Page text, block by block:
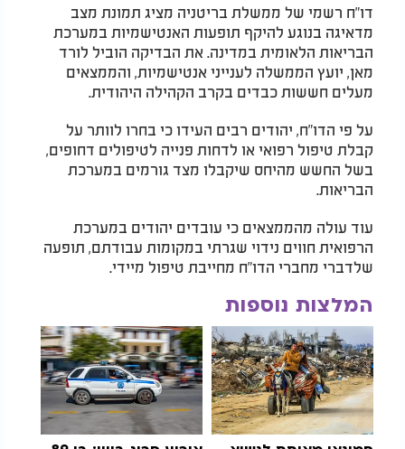
דו"ח רשמי של ממשלת בריטניה מציג תמונת מצב
מדאיגה בנוגע להיקף תופעות האנטישמיות במערכת
הבריאות הלאומית במדינה. את הבדיקה הוביל לורד
מאן, יועץ הממשלה לענייני אנטישמיות, והממצאים
מעלים חששות כבדים בקרב הקהילה היהודית.
על פי הדו"ח, יהודים רבים העידו כי בחרו לוותר על
קבלת טיפול רפואי או לדחות פנייה לטיפולים דחופים,
בשל החשש מהיחס שיקבלו מצד גורמים במערכת
הבריאות.
עוד עולה מהממצאים כי עובדים יהודים במערכת
הרפואית חווים נידוי שגרתי במקומות עבודתם, תופעה
שלדברי מחברי הדו"ח מחייבת טיפול מיידי.
המלצות נוספות